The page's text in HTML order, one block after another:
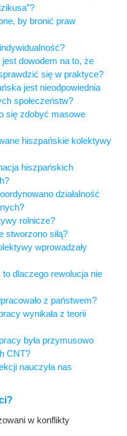
by bronić praw
dowodem na to, że
się w praktyce?
jest nieodpowiednia
społeczeństw?
się zdobyć masowe
hiszpańskie kolektywy
hiszpańskich
działalność
rolnicze?
stworzono siłą?
wprowadzały
to dlaczego rewolucja nie
z państwem?
wynikała z teorii
była przymusowo
CNT?
nauczyła nas
w konflikty